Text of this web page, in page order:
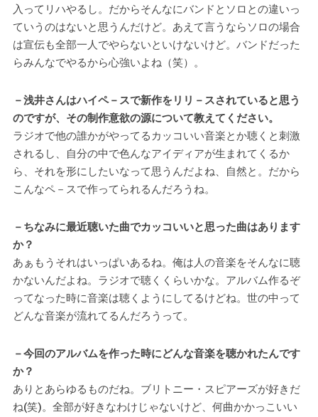
入ってリハやるし。だからそんなにバンドとソロとの違いっ
ていうのはないと思うんだけど。あえて言うならソロの場合
は宣伝も全部一人でやらないといけないけど。バンドだった
らみんなでやるから心強いよね（笑）。
－浅井さんはハイペ－スで新作をリリ－スされていると思う
のですが、その制作意欲の源について教えてください。
ラジオで他の誰かがやってるカッコいい音楽とか聴くと刺激
されるし、自分の中で色んなアイディアが生まれてくるか
ら、それを形にしたいなって思うんだよね、自然と。だから
こんなペ－スで作ってられるんだろうね。
－ちなみに最近聴いた曲でカッコいいと思った曲はあります
か？
あぁもうそれはいっぱいあるね。俺は人の音楽をそんなに聴
かないんだよね。ラジオで聴くくらいかな。アルバム作るぞ
ってなった時に音楽は聴くようにしてるけどね。世の中って
どんな音楽が流れてるんだろうって。
－今回のアルバムを作った時にどんな音楽を聴かれたんです
か？
ありとあらゆるものだね。ブリトニー・スピアーズが好きだ
ね(笑)。全部が好きなわけじゃないけど、何曲かかっこいい